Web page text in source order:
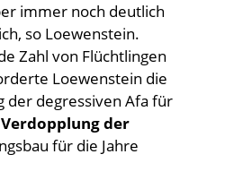
immer noch deutlich
so Loewenstein.
Zahl von Flüchtlingen
Loewenstein die
der degressiven Afa für
Verdopplung der
für die Jahre